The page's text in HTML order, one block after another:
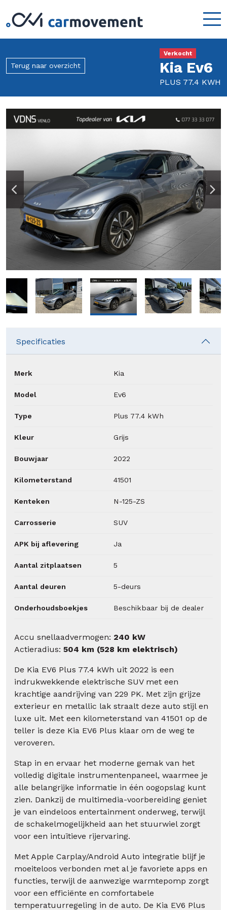
Verkocht
Kia Ev6
PLUS 77.4 KWH
Terug naar overzicht
Specificaties
Merk Kia
Model Ev6
Type Plus 77.4 kWh
Kleur Grijs
Bouwjaar 2022
Kilometerstand 41501
Kenteken N-125-ZS
Carrosserie SUV
APK bij aflevering Ja
Aantal zitplaatsen 5
Aantal deuren 5-deurs
Onderhoudsboekjes Beschikbaar bij de dealer
Accu snellaadvermogen: 240 kW
Actieradius: 504 km (528 km elektrisch)
De Kia EV6 Plus 77.4 kWh uit 2022 is een
indrukwekkende elektrische SUV met een
krachtige aandrijving van 229 PK. Met zijn grijze
exterieur en metallic lak straalt deze auto stijl en
luxe uit. Met een kilometerstand van 41501 op de
teller is deze Kia EV6 Plus klaar om de weg te
veroveren.
Stap in en ervaar het moderne gemak van het
volledig digitale instrumentenpaneel, waarmee je
alle belangrijke informatie in één oogopslag kunt
zien. Dankzij de multimedia-voorbereiding geniet
je van eindeloos entertainment onderweg, terwijl
de schakelmogelijkheid aan het stuurwiel zorgt
voor een intuïtieve rijervaring.
Met Apple Carplay/Android Auto integratie blijf je
moeiteloos verbonden met al je favoriete apps en
functies, terwijl de aanwezige warmtepomp zorgt
voor een efficiënte en comfortabele
temperatuurregeling in de auto. De Kia EV6 Plus